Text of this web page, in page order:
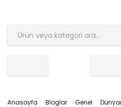
Anasayfa Bloglar Genel